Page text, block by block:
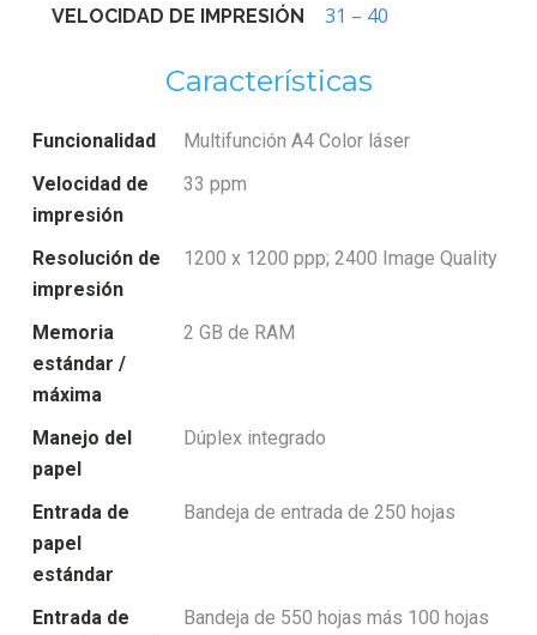
VELOCIDAD DE IMPRESIÓN 31 – 40
Características
Funcionalidad
Multifunción A4 Color láser
Velocidad de
impresión
33 ppm
Resolución de
impresión
1200 x 1200 ppp; 2400 Image Quality
Memoria
estándar /
máxima
2 GB de RAM
Manejo del
papel
Dúplex integrado
Entrada de
papel
estándar
Bandeja de entrada de 250 hojas
Entrada de
Bandeja de 550 hojas más 100 hojas